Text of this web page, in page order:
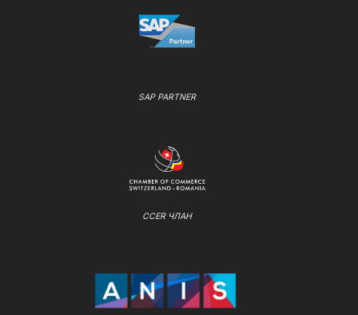
SAP PARTNER
CCER ЧЛАН